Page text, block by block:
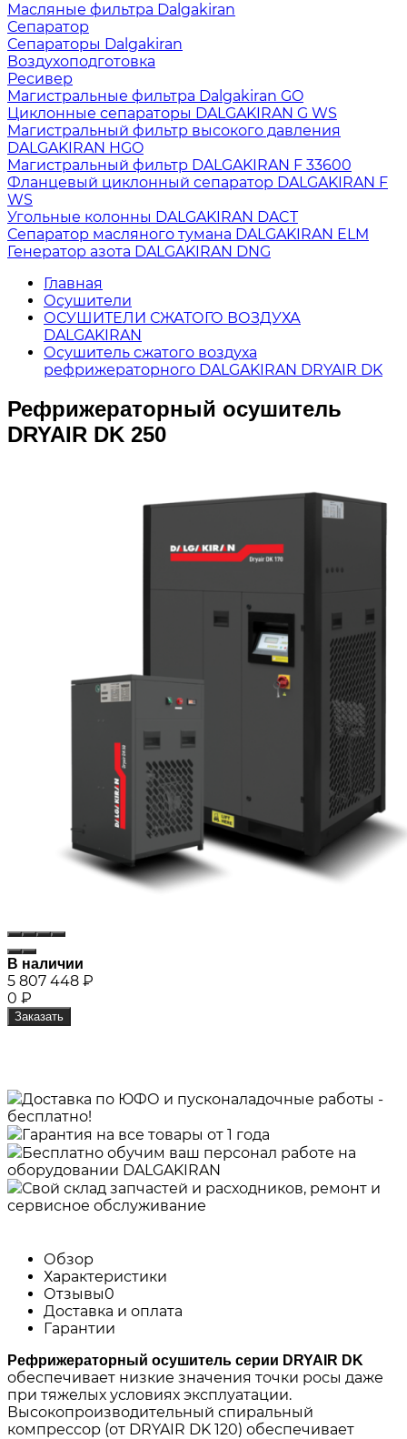
Масляные фильтра Dalgakiran
Сепаратор
Сепараторы Dalgakiran
Воздухоподготовка
Ресивер
Магистральные фильтра Dalgakiran GO
Циклонные сепараторы DALGAKIRAN G WS
Магистральный фильтр высокого давления
DALGAKIRAN HGO
Магистральный фильтр DALGAKIRAN F 33600
Фланцевый циклонный сепаратор DALGAKIRAN F
WS
Угольные колонны DALGAKIRAN DACT
Сепаратор масляного тумана DALGAKIRAN ELM
Генератор азота DALGAKIRAN DNG
Главная
Осушители
ОСУШИТЕЛИ СЖАТОГО ВОЗДУХА
DALGAKIRAN
Осушитель сжатого воздуха
рефрижераторного DALGAKIRAN DRYAIR DK
Рефрижераторный осушитель
DRYAIR DK 250
В наличии
5 807 448 ₽
0 ₽
Заказать
Доставка по ЮФО и пусконаладочные работы -
бесплатно!
Гарантия на все товары от 1 года
Бесплатно обучим ваш персонал работе на
оборудовании DALGAKIRAN
Свой склад запчастей и расходников, ремонт и
сервисное обслуживание
Обзор
Характеристики
Отзывы0
Доставка и оплата
Гарантии
Рефрижераторный осушитель серии DRYAIR DK
обеспечивает низкие значения точки росы даже
при тяжелых условиях эксплуатации.
Высокопроизводительный спиральный
компрессор (от DRYAIR DK 120) обеспечивает